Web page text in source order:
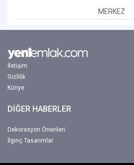
MERKEZ
İletişim
Gizlilik
Künye
DİĞER HABERLER
Dekorasyon Önerileri
İlginç Tasarımlar